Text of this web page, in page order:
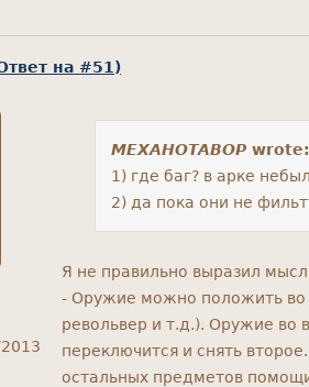
на #51)
MEXAHOTABOP wrote:
1) где баг? в арке
2) да пока они не
Я не правильно выразил
- Оружие можно положить во
револьвер и т.д.). Оружие во
переключится и снять
остальных предметов